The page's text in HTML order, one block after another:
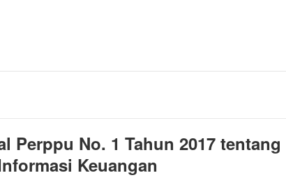
Perppu No. 1 Tahun 2017 tentang
Keuangan